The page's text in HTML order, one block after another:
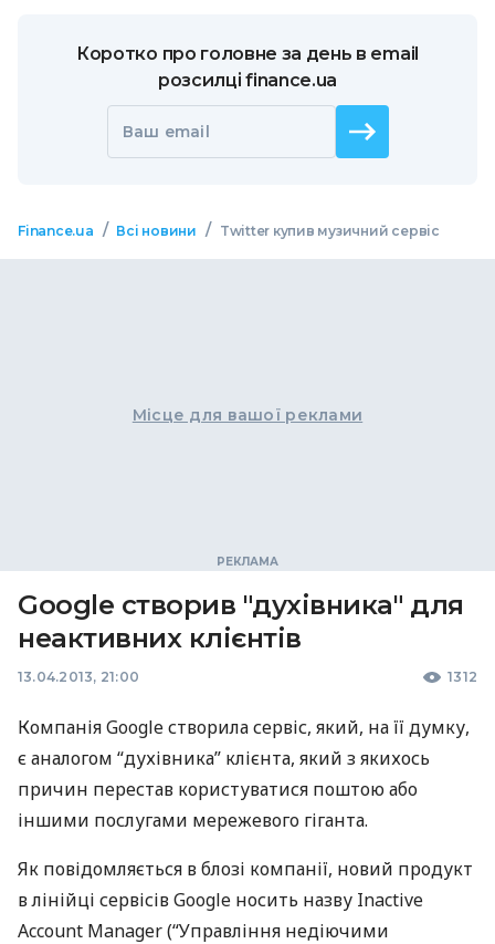
Коротко про головне за день в email
розсилці finance.ua
Ваш email
Finance.ua / Всі новини / Twitter купив музичний сервіс
Місце для вашої реклами
Google створив "духівника" для
неактивних клієнтів
13.04.2013, 21:00 1312
Компанія Google створила сервіс, який, на її думку,
є аналогом “духівника” клієнта, який з якихось
причин перестав користуватися поштою або
іншими послугами мережевого гіганта.
Як повідомляється в блозі компанії, новий продукт
в лінійці сервісів Google носить назву Inactive
Account Manager (“Управління недіючими